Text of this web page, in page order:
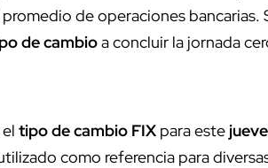
de operaciones bancarias.
de cambioa concluir la jornada
tipo de cambio FIX para este
como referencia para